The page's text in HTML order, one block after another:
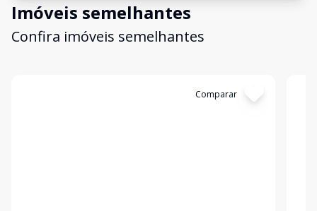
Imóveis semelhantes
Confira imóveis semelhantes
Comparar